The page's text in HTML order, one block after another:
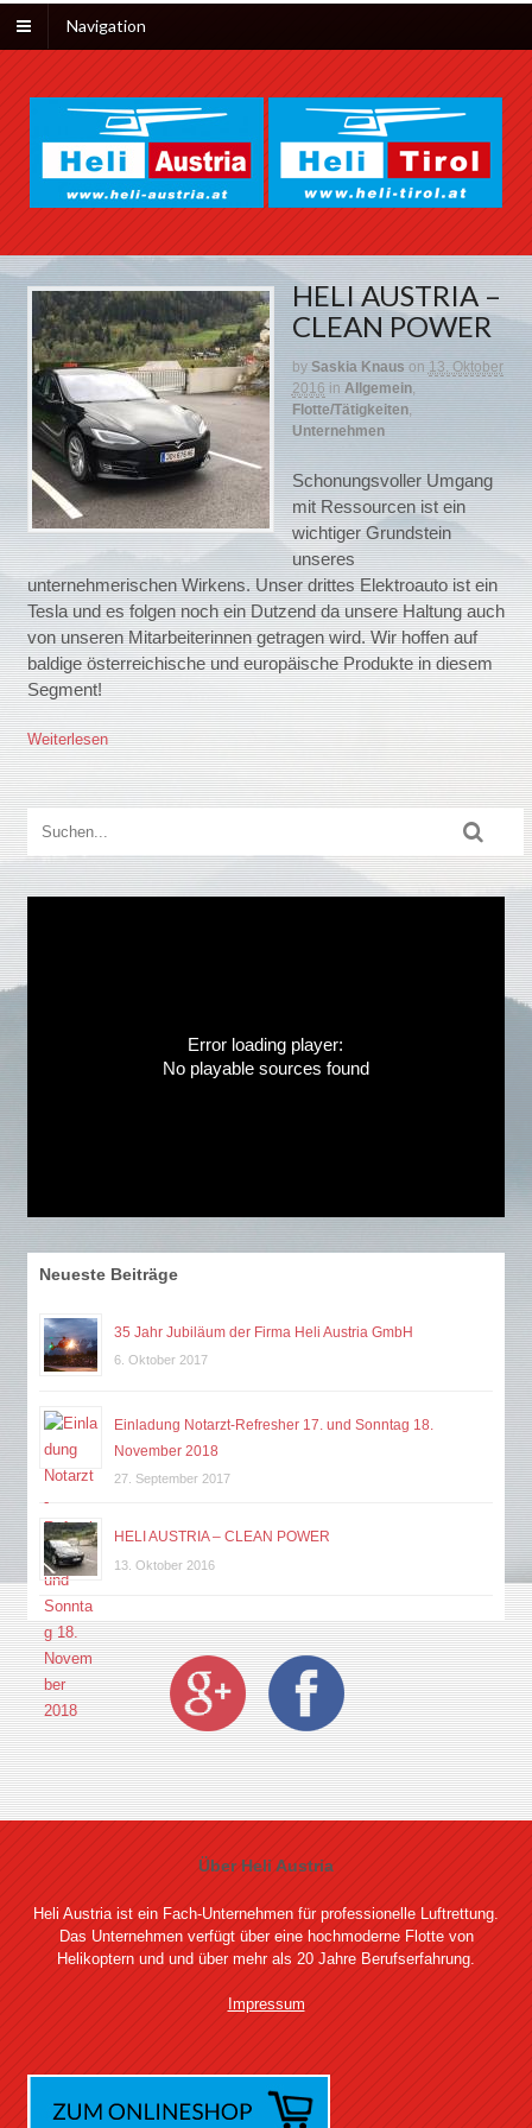
Navigation
HELI AUSTRIA –
CLEAN POWER
by Saskia Knaus on 13. Oktober
2016 in Allgemein,
Flotte/Tätigkeiten,
Unternehmen
Schonungsvoller Umgang
mit Ressourcen ist ein
wichtiger Grundstein
unseres
unternehmerischen Wirkens. Unser drittes Elektroauto ist ein
Tesla und es folgen noch ein Dutzend da unsere Haltung auch
von unseren Mitarbeiterinnen getragen wird. Wir hoffen auf
baldige österreichische und europäische Produkte in diesem
Segment!
Weiterlesen
Error loading player:
No playable sources found
Neueste Beiträge
35 Jahr Jubiläum der Firma Heli Austria GmbH
6. Oktober 2017
Einladung Notarzt-Refresher 17. und Sonntag 18.
November 2018
27. September 2017
HELI AUSTRIA – CLEAN POWER
13. Oktober 2016
Über Heli Austria
Heli Austria ist ein Fach-Unternehmen für professionelle Luftrettung.
Das Unternehmen verfügt über eine hochmoderne Flotte von
Helikoptern und und über mehr als 20 Jahre Berufserfahrung.
Impressum